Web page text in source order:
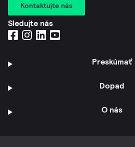
Kontaktujte nás
Sledujte nás
Preskúmať
Dopad
O nás